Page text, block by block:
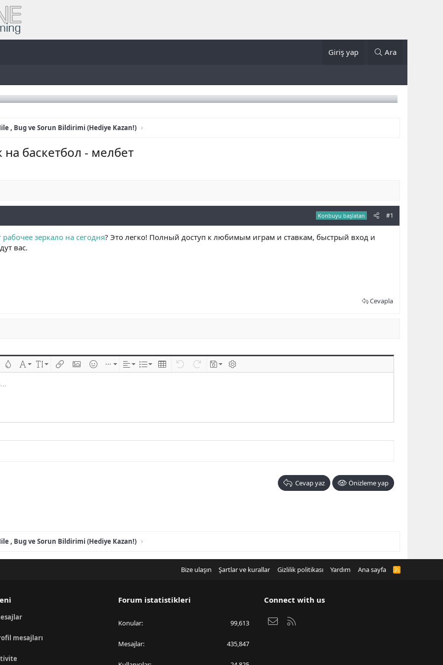
Giriş yap Ara
, Bug ve Sorun Bildirimi (Hediye Kazan!)
баскетбол - мелбет
Konbuyu başlatan #1
рабочее зеркало на сегодня? Это легко! Полный доступ к любимым играм и ставкам, быстрый вход и
вас.
Cevapla
çizik
Metin rengi
Font ailesiFont boyutu
Link ekleResim ekle
İfadeler
Ekle Hizalama
ListInsert table
Geri alileri alTaslaklar
BB kodunu değiştir
Cevap yaz Önizleme yap
, Bug ve Sorun Bildirimi (Hediye Kazan!)
Bize ulaşın Şartlar ve kurallar Gizlilik politikası Yardım Ana sayfa
R
mesajları
Forum istatistikleri
Konular 99,613
Mesajlar 435,847
Connect with us
Bize ulaşın